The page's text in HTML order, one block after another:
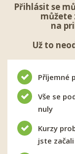
Přihlásit se
na
Už to
Příjemné
Vše se
nuly
Kurzy
jste začali